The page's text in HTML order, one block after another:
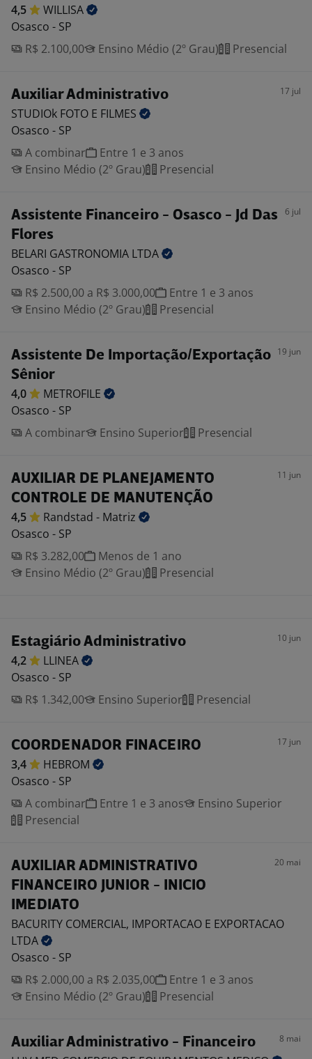
4,5
WILLISA
Osasco - SP
R$ 2.100,00
Ensino Médio (2º Grau) Presencial
Auxiliar Administrativo 17 jul
STUDIOk FOTO E FILMES
Osasco - SP
A combinar
Entre 1 e 3 anos
Ensino Médio (2º Grau)
Presencial
Assistente Financeiro - Osasco - Jd Das
Flores
6 jul
BELARI GASTRONOMIA LTDA
Osasco - SP
R$ 2.500,00 a R$ 3.000,00
Entre 1 e 3 anos
Ensino Médio (2º Grau)
Presencial
Assistente De Importação/Exportação
Sênior
19 jun
4,0
METROFILE
Osasco - SP
A combinar
Ensino Superior Presencial
AUXILIAR DE PLANEJAMENTO
CONTROLE DE MANUTENÇÃO
11 jun
4,5 Randstad - Matriz
Osasco - SP
R$ 3.282,00
Menos de 1 ano
Ensino Médio (2º Grau)
Presencial
Estagiário Administrativo 10 jun
4,2
LLINEA
Osasco - SP
R$ 1.342,00
Ensino Superior Presencial
COORDENADOR FINACEIRO 17 jun
3,4
HEBROM
Osasco - SP
A combinar
Entre 1 e 3 anos
Ensino Superior
Presencial
AUXILIAR ADMINISTRATIVO
FINANCEIRO JUNIOR - INICIO
IMEDIATO
20 mai
BACURITY COMERCIAL, IMPORTACAO E EXPORTACAO
LTDA
Osasco - SP
R$ 2.000,00 a R$ 2.035,00
Entre 1 e 3 anos
Ensino Médio (2º Grau)
Presencial
Auxiliar Administrativo - Financeiro 8 mai